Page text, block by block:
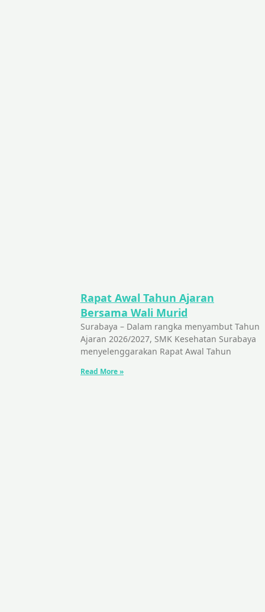
Rapat Awal Tahun Ajaran
Bersama Wali Murid
Surabaya – Dalam rangka menyambut Tahun
Ajaran 2026/2027, SMK Kesehatan Surabaya
menyelenggarakan Rapat Awal Tahun
Read More »